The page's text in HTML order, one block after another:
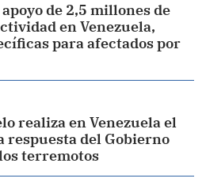
de 2,5 millones de
en Venezuela,
para afectados por
realiza en Venezuela el
respuesta del Gobierno
terremotos